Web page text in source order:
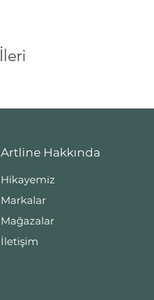
İleri
Artline Hakkında
Hikayemiz
Markalar
Mağazalar
İletişim